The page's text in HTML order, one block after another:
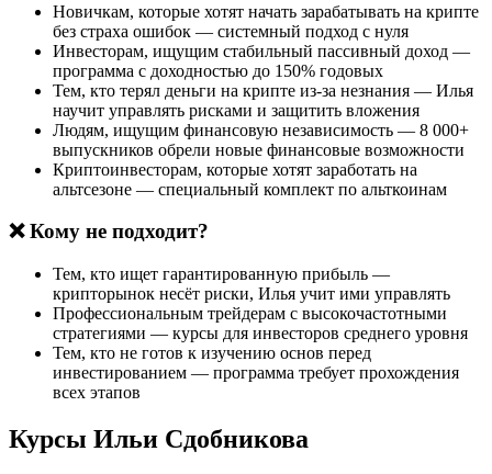
Новичкам, которые хотят начать зарабатывать на крипте
без страха ошибок — системный подход с нуля
Инвесторам, ищущим стабильный пассивный доход —
программа с доходностью до 150% годовых
Тем, кто терял деньги на крипте из-за незнания — Илья
научит управлять рисками и защитить вложения
Людям, ищущим финансовую независимость — 8 000+
выпускников обрели новые финансовые возможности
Криптоинвесторам, которые хотят заработать на
альтсезоне — специальный комплект по альткоинам
❌ Кому не подходит?
Тем, кто ищет гарантированную прибыль —
крипторынок несёт риски, Илья учит ими управлять
Профессиональным трейдерам с высокочастотными
стратегиями — курсы для инвесторов среднего уровня
Тем, кто не готов к изучению основ перед
инвестированием — программа требует прохождения
всех этапов
Курсы Ильи Сдобникова